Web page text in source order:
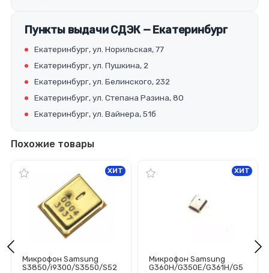
Пункты выдачи СДЭК — Екатеринбург
Екатеринбург, ул. Норильская, 77
Екатеринбург, ул. Пушкина, 2
Екатеринбург, ул. Белинского, 232
Екатеринбург, ул. Степана Разина, 80
Екатеринбург, ул. Вайнера, 51б
Похожие товары
Микрофон Samsung
S3850/i9300/S3550/S52
ХИТ
Микрофон Samsung
G360H/G350E/G361H/G5
ХИТ